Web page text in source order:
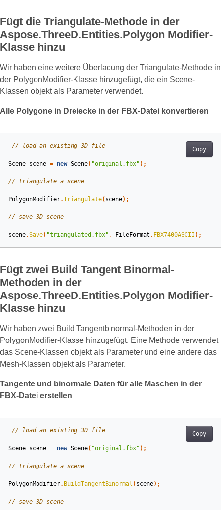
Fügt die Triangulate-Methode in der
Aspose.ThreeD.Entities.Polygon Modifier-
Klasse hinzu
Wir haben eine weitere Überladung der Triangulate-Methode in
der PolygonModifier-Klasse hinzugefügt, die ein Scene-
Klassen objekt als Parameter verwendet.
Alle Polygone in Dreiecke in der FBX-Datei konvertieren
Copy
// load an existing 3D file
Scene scene = new Scene( "original.fbx" );
// triangulate a scene
PolygonModifier.Triangulate( scene);
// save 3D scene
scene.Save( "triangulated.fbx" , FileFormat . FBX7400ASCII );
Fügt zwei Build Tangent Binormal-
Methoden in der
Aspose.ThreeD.Entities.Polygon Modifier-
Klasse hinzu
Wir haben zwei Build Tangentbinormal-Methoden in der
PolygonModifier-Klasse hinzugefügt. Eine Methode verwendet
das Scene-Klassen objekt als Parameter und eine andere das
Mesh-Klassen objekt als Parameter.
Tangente und binormale Daten für alle Maschen in der
FBX-Datei erstellen
Copy
// load an existing 3D file
Scene scene = new Scene( "original.fbx" );
// triangulate a scene
PolygonModifier. BuildTangentBinormal ( scene);
// save 3D scene